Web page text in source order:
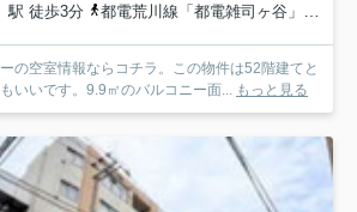
駅 徒歩3分
都電荒川線「都電雑司ヶ谷」駅 徒歩7分
の空室情報ならコチラ。この物件は52階建てと
いいです。9.9㎡のバルコニー面... もっと見る